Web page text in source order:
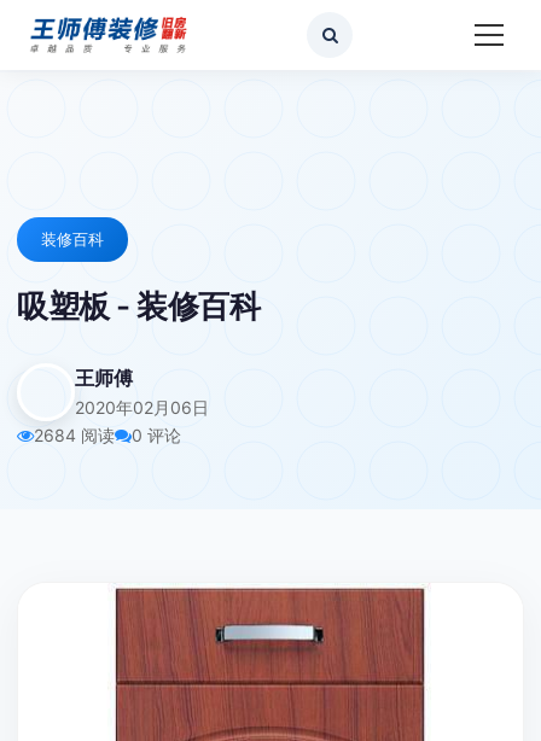
装修百科
吸塑板 - 装修百科
王师傅
2020年02月06日
2684 阅读
0 评论